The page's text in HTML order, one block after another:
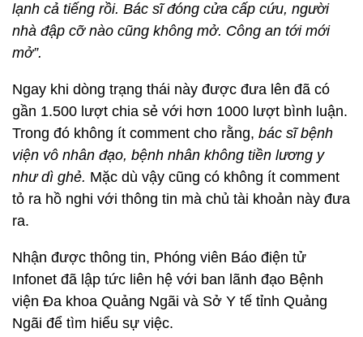
lạnh cả tiếng rồi. Bác sĩ đóng cửa cấp cứu, người
nhà đập cỡ nào cũng không mở. Công an tới mới
mở”.
Ngay khi dòng trạng thái này được đưa lên đã có
gần 1.500 lượt chia sẻ với hơn 1000 lượt bình luận.
Trong đó không ít comment cho rằng, bác sĩ bệnh
viện vô nhân đạo, bệnh nhân không tiền lương y
như dì ghẻ. Mặc dù vậy cũng có không ít comment
tỏ ra hồ nghi với thông tin mà chủ tài khoản này đưa
ra.
Nhận được thông tin, Phóng viên Báo điện tử
Infonet đã lập tức liên hệ với ban lãnh đạo Bệnh
viện Đa khoa Quảng Ngãi và Sở Y tế tỉnh Quảng
Ngãi để tìm hiểu sự việc.